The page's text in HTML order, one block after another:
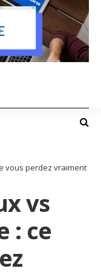
vous perdez vraiment
vs
: ce